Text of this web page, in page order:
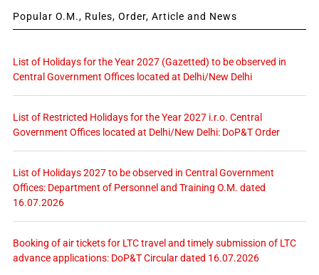
Popular O.M., Rules, Order, Article and News
List of Holidays for the Year 2027 (Gazetted) to be observed in
Central Government Offices located at Delhi/New Delhi
List of Restricted Holidays for the Year 2027 i.r.o. Central
Government Offices located at Delhi/New Delhi: DoP&T Order
List of Holidays 2027 to be observed in Central Government
Offices: Department of Personnel and Training O.M. dated
16.07.2026
Booking of air tickets for LTC travel and timely submission of LTC
advance applications: DoP&T Circular dated 16.07.2026